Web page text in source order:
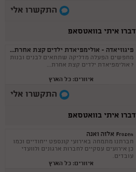
התקשרו אלי
דברו איתי בוואטסאפ
פיגוזיאדה - אולימפיאדת ילדים קצת אחרת...
מחפשים הפעלה מדליקה שתתאים לבנים ובנות
? אולימפיאדת ילדים קצת אחרת...
איזורים: כל הארץ
התקשרו אלי
דברו איתי בוואטסאפ
Frozen אלזה ואנה
חברתנו מתמחה באירועי קונספט ייחודיים וכמו
כן אירועים עסקיים לחברות ארגונים ולוועדי
עובדים.
איזורים: כל הארץ